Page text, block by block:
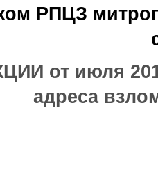
РПЦЗ
от июля
адреса